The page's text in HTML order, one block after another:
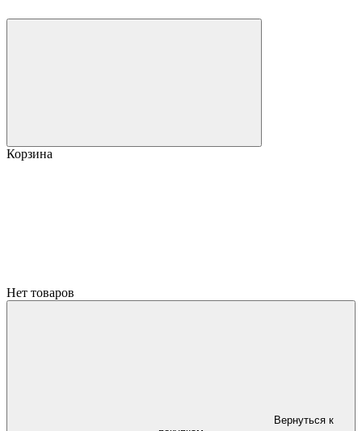
Корзина
Нет товаров
Вернуться к